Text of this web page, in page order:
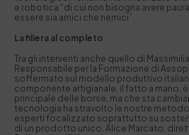
e robotica “di cui non bisogna avere
essere sia amici che nemici”.
La filiera al completo
Tra gli interventi anche quello di
Responsabile per la Formazione di
soffermato sul modello produttivo
componente artigianale, il fatto a mano,
principale delle borse, ma che sta
tecnologia ha stravolto le nostre
esperti focalizzato soprattutto su
di un prodotto unico. Alice Marcato,